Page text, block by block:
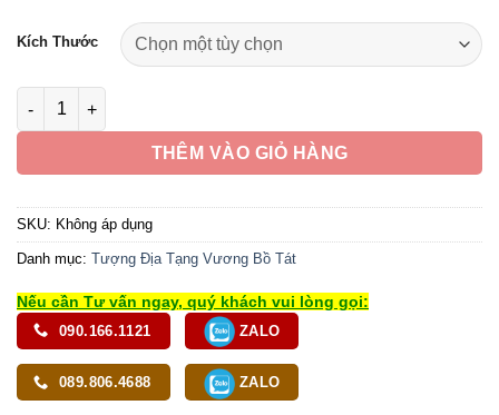
Kích Thước
Tượng Địa Tạng Vương Bồ Tát Bằng Đồng Sơn Men Cổ Mẫn
THÊM VÀO GIỎ HÀNG
SKU: Không áp dụng
Danh mục: Tượng Địa Tạng Vương Bồ Tát
Nếu cần Tư vấn ngay, quý khách vui lòng gọi:
090.166.1121 ZALO
089.806.4688 ZALO